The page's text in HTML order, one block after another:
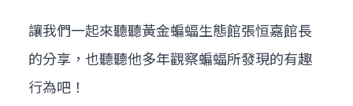
讓我們一起來聽聽黃金蝙蝠生態館張恒嘉館長
的分享，也聽聽他多年觀察蝙蝠所發現的有趣
行為吧！